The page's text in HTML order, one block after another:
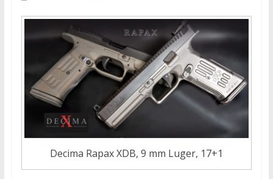
Decima Rapax XDB, 9 mm Luger, 17+1